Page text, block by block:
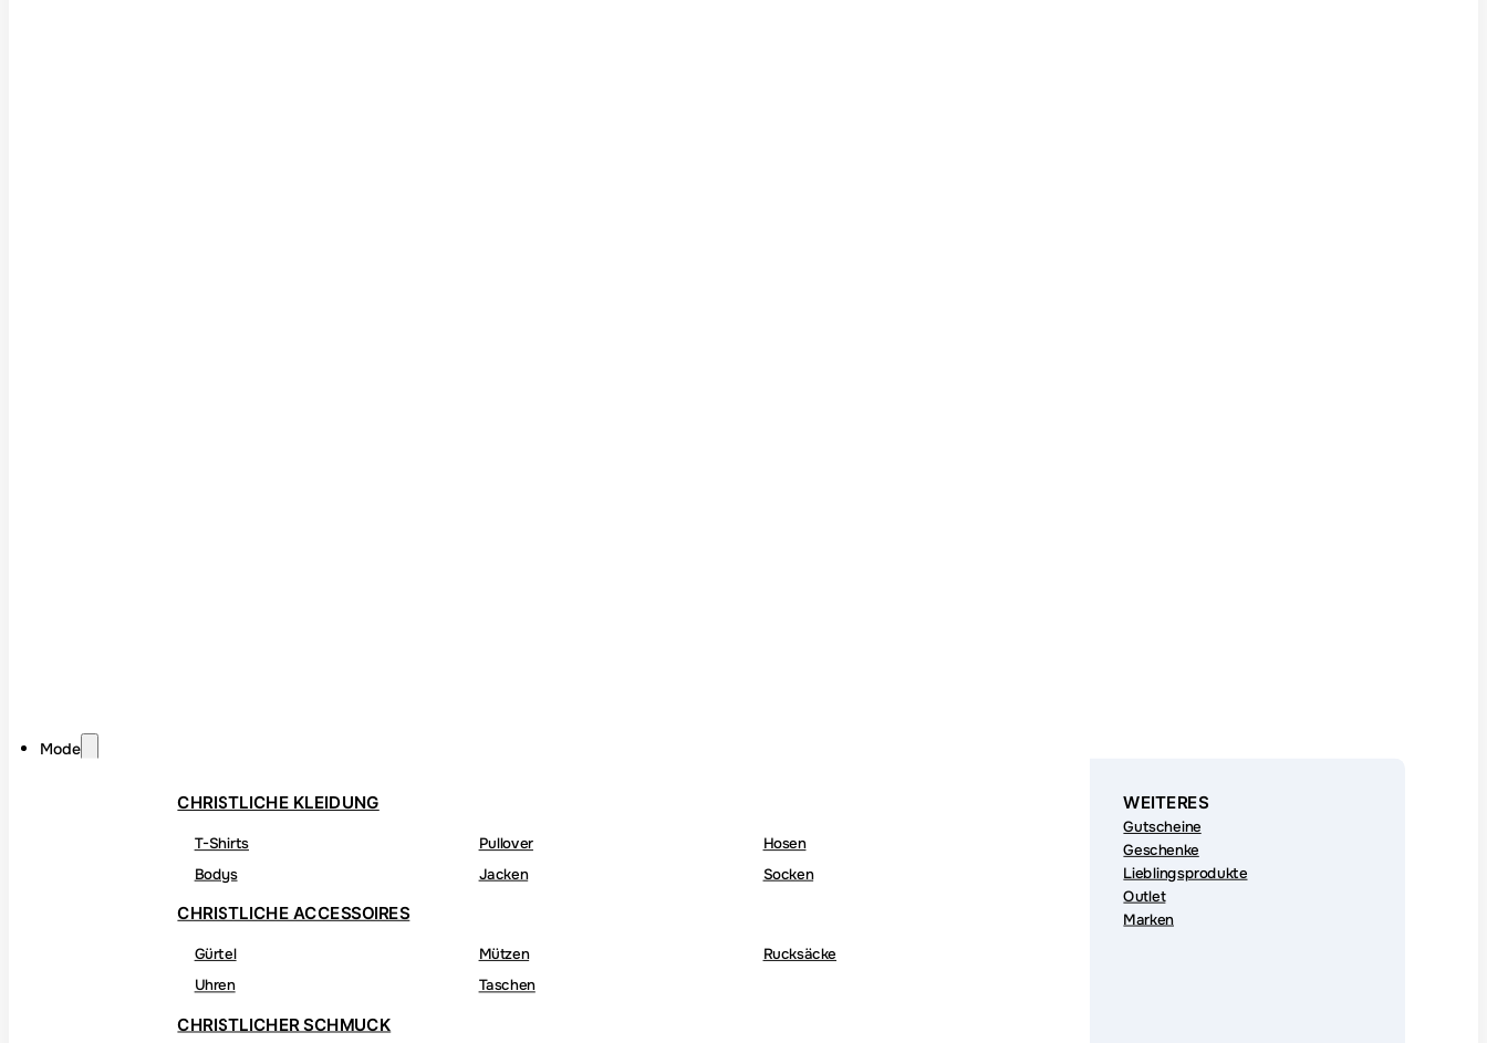
Mode
CHRISTLICHE KLEIDUNG
T-Shirts Pullover
Hosen
Bodys
Jacken Socken
CHRISTLICHE ACCESSOIRES
Gürtel Mützen
Rucksäcke
Uhren
Taschen
CHRISTLICHER SCHMUCK
WEITERES
Gutscheine
Geschenke
Lieblingsprodukte
Outlet
Marken